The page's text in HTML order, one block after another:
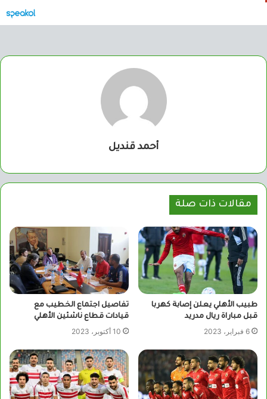
أحمد قنديل
مقالات ذات صلة
طبيب الأهلي يعلن إصابة كهربا
قبل مباراة ريال مدريد
6 فبراير، 2023
تفاصيل اجتماع الخطيب مع
قيادات قطاع ناشئين الأهلي
10 أكتوبر، 2023